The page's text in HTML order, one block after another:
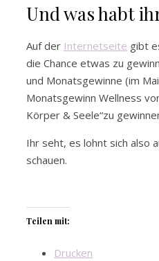
Und was habt
Auf der Internetseite gibt
die Chance etwas zu
und Monatsgewinne (im
Monatsgewinn Wellness
Körper & Seele“zu
Ihr seht, es lohnt sich also
schauen.
Teilen mit:
Drucken